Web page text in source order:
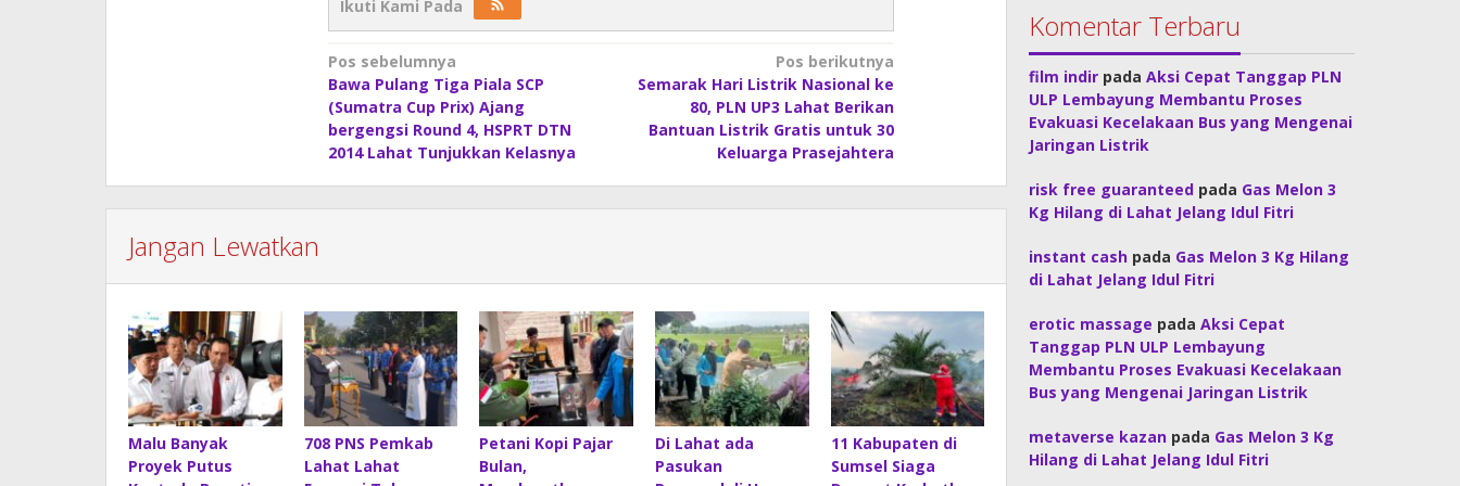
Ikuti Kami Pada
Navigasi
pos
Pos sebelumnya
Bawa Pulang Tiga Piala SCP
(Sumatra Cup Prix) Ajang
bergengsi Round 4, HSPRT DTN
2014 Lahat Tunjukkan Kelasnya
Pos berikutnya
Semarak Hari Listrik Nasional ke
80, PLN UP3 Lahat Berikan
Bantuan Listrik Gratis untuk 30
Keluarga Prasejahtera
Jangan Lewatkan
Malu Banyak
Proyek Putus
708 PNS Pemkab
Lahat Lahat
Petani Kopi Pajar
Bulan,
Di Lahat ada
Pasukan
11 Kabupaten di
Sumsel Siaga
Komentar Terbaru
film indir padaAksi Cepat Tanggap PLN
ULP Lembayung Membantu Proses
Evakuasi Kecelakaan Bus yang Mengenai
Jaringan Listrik
risk free guaranteed pada Gas Melon 3
Kg Hilang di Lahat Jelang Idul Fitri
instant cash pada Gas Melon 3 Kg Hilang
di Lahat Jelang Idul Fitri
erotic massage padaAksi Cepat
Tanggap PLN ULP Lembayung
Membantu Proses Evakuasi Kecelakaan
Bus yang Mengenai Jaringan Listrik
metaverse kazan pada Gas Melon 3 Kg
Hilang di Lahat Jelang Idul Fitri